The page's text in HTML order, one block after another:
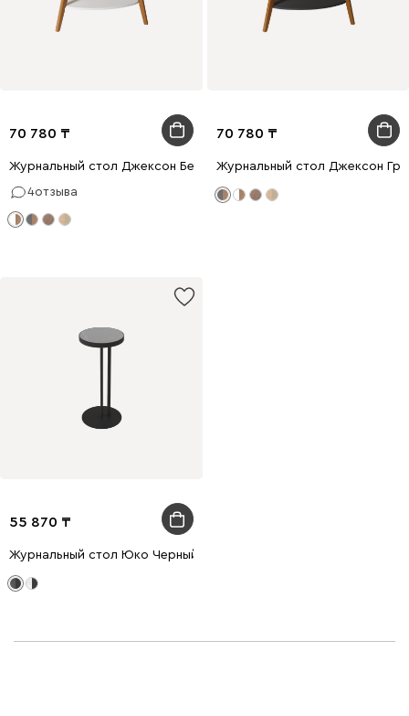
70 780
Журнальный стол Джексон Белый
4отзыва
70 780
Журнальный стол Джексон
55 870
Журнальный стол Юко Черный